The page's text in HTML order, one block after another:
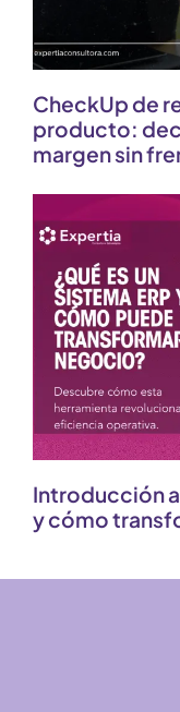
CheckUp de
producto:
margen sin
Introducción
y cómo